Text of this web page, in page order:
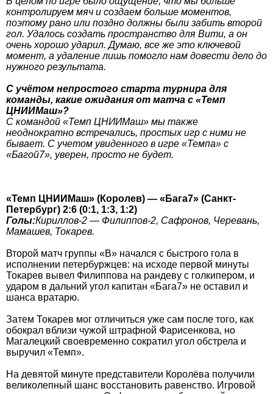
контролируем мяч и создаем больше моментов,
поэтому рано или поздно должны были забить второй
гол. Удалось создать пространство для Вити, а он
очень хорошо ударил. Думаю, все же это ключевой
момент, а удаление лишь помогло нам довести дело до
нужного результата.
С учётом непростого старта турнира для
команды, какие ожидания от матча с «Темп
ЦНИИМаш»?
С командой «Темп ЦНИИМаш» мы также
неоднократно встречались, простых игр с ними не
бывает. С учетом увиденного в игре «Темпа» с
«Багой7», уверен, просто не будет.
«Темп ЦНИИМаш» (Королев) — «Бага7» (Санкт-
Петербург) 2:6 (0:1, 1:3, 1:2)
Голы:Кириллов-2 — Филиппов-2, Сафронов, Черевань,
Мамашев, Токарев.
Второй матч группы «В» начался с быстрого гола в
исполнении петербуржцев: на исходе первой минуты
Токарев вывел Филиппова на рандеву с голкипером, и
ударом в дальний угол капитан «Бага7» не оставил и
шанса вратарю.
Затем Токарев мог отличиться уже сам после того, как
обокрал вблизи чужой штрафной Фарисенкова, но
Магалецкий своевременно сократил угол обстрела и
выручил «Темп».
На девятой минуте представители Королёва получили
великолепный шанс восстановить равенство. Игровой